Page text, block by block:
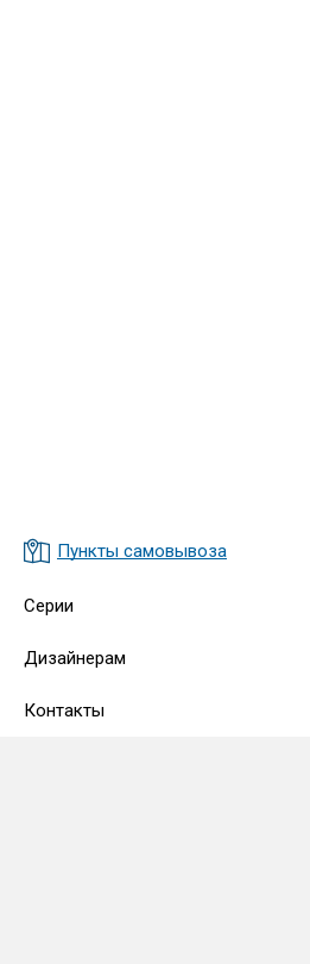
Пункты самовывоза
Серии
Дизайнерам
Контакты